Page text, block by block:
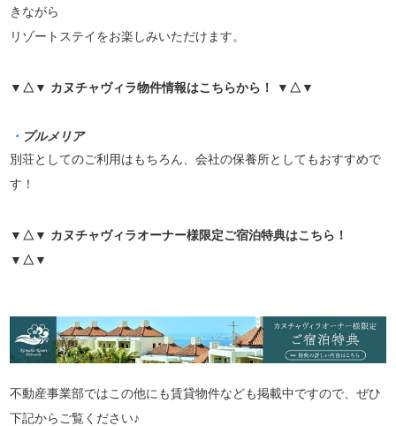
きながら
リゾートステイをお楽しみいただけます。
▼△▼ カヌチャヴィラ物件情報はこちらから！ ▼△▼
・ プルメリア
別荘としてのご利用はもちろん、会社の保養所としてもおすすめで
す！
▼△▼ カヌチャヴィラオーナー様限定ご宿泊特典はこちら！
▼△▼
不動産事業部ではこの他にも賃貸物件なども掲載中ですので、ぜひ
下記からご覧ください♪